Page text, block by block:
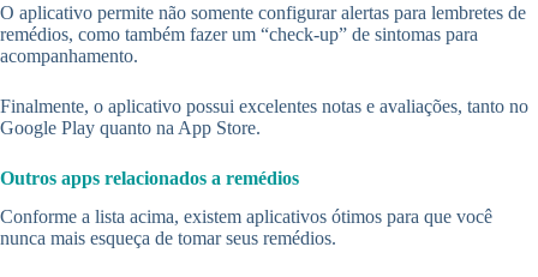
O aplicativo permite não somente configurar alertas para lembretes de
remédios, como também fazer um “check-up” de sintomas para
acompanhamento.
Finalmente, o aplicativo possui excelentes notas e avaliações, tanto no
Google Play quanto na App Store.
Outros apps relacionados a remédios
Conforme a lista acima, existem aplicativos ótimos para que você
nunca mais esqueça de tomar seus remédios.